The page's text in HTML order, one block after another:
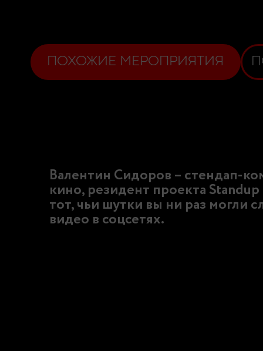
ПОХОЖИЕ МЕРОПРИЯТИЯ
Валентин Сидоров – стендап-
кино, резидент проекта
тот, чьи шутки вы ни раз могли
видео в соцсетях.